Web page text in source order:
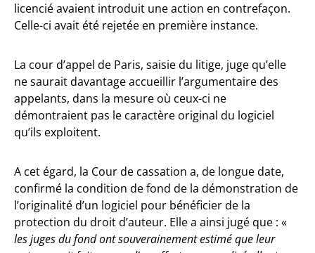
licencié avaient introduit une action en contrefaçon.
Celle-ci avait été rejetée en première instance.
La cour d’appel de Paris, saisie du litige, juge qu’elle
ne saurait davantage accueillir l’argumentaire des
appelants, dans la mesure où ceux-ci ne
démontraient pas le caractère original du logiciel
qu’ils exploitent.
A cet égard, la Cour de cassation a, de longue date,
confirmé la condition de fond de la démonstration de
l’originalité d’un logiciel pour bénéficier de la
protection du droit d’auteur. Elle a ainsi jugé que : «
les juges du fond ont souverainement estimé que leur